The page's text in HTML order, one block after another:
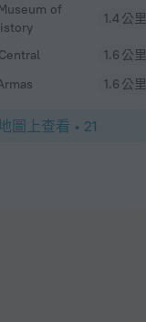
of
1.4 公里
1.6 公里
1.6 公里
圖上查看 • 21